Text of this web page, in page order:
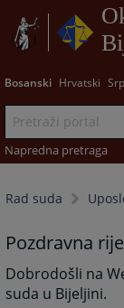
Bosanski Hrvatski
Napredna pretraga
Rad suda
Pozdravna
Dobrodošli na
suda u Bijeljini.